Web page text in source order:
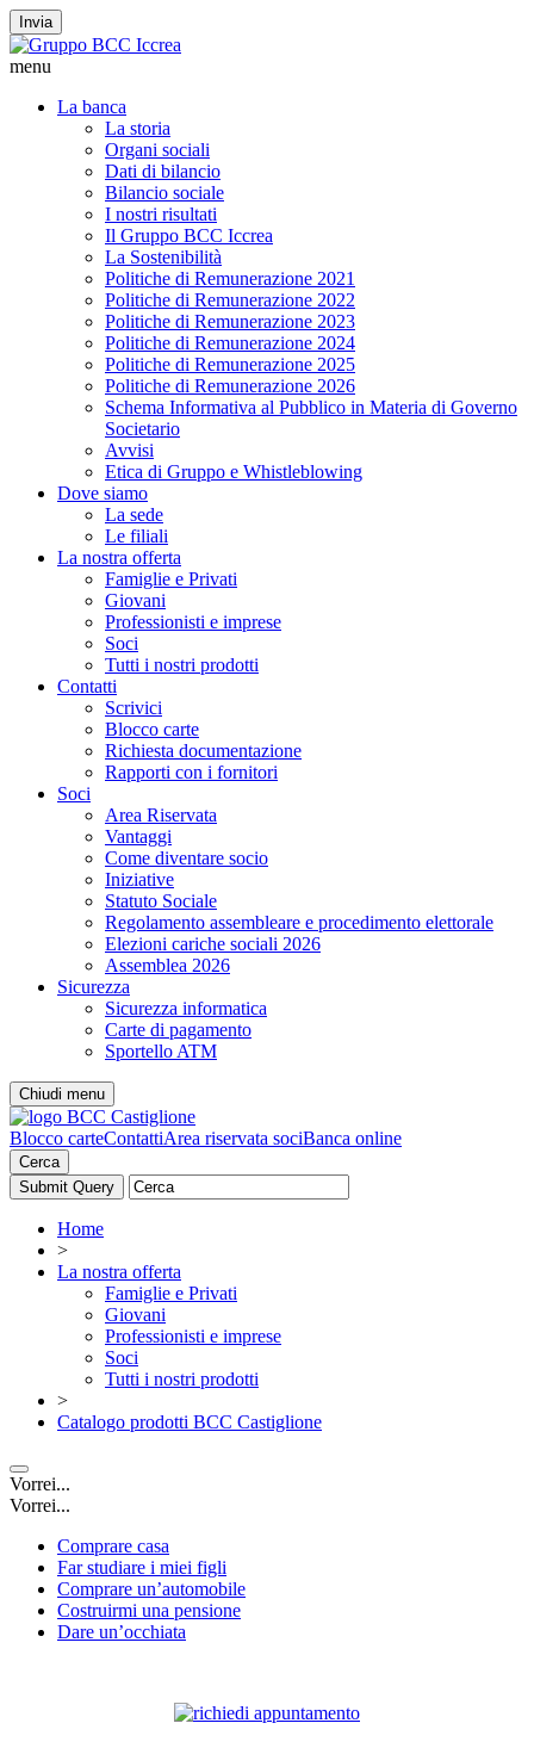
Invia
menu
La banca
La storia
Organi sociali
Dati di bilancio
Bilancio sociale
I nostri risultati
Il Gruppo BCC Iccrea
La Sostenibilità
Politiche di Remunerazione 2021
Politiche di Remunerazione 2022
Politiche di Remunerazione 2023
Politiche di Remunerazione 2024
Politiche di Remunerazione 2025
Politiche di Remunerazione 2026
Schema Informativa al Pubblico in Materia di Governo
Societario
Avvisi
Etica di Gruppo e Whistleblowing
Dove siamo
La sede
Le filiali
La nostra offerta
Famiglie e Privati
Giovani
Professionisti e imprese
Soci
Tutti i nostri prodotti
Contatti
Scrivici
Blocco carte
Richiesta documentazione
Rapporti con i fornitori
Soci
Area Riservata
Vantaggi
Come diventare socio
Iniziative
Statuto Sociale
Regolamento assembleare e procedimento elettorale
Elezioni cariche sociali 2026
Assemblea 2026
Sicurezza
Sicurezza informatica
Carte di pagamento
Sportello ATM
Chiudi menu
Blocco carteContattiArea riservata sociBanca online
Cerca
Home
>
La nostra offerta
Famiglie e Privati
Giovani
Professionisti e imprese
Soci
Tutti i nostri prodotti
>
Catalogo prodotti BCC Castiglione
Vorrei...
Vorrei...
Comprare casa
Far studiare i miei figli
Comprare un’automobile
Costruirmi una pensione
Dare un’occhiata